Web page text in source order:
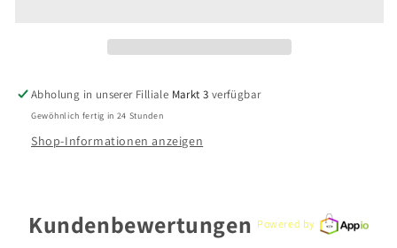
Abholung in unserer Filliale Markt 3 verfügbar
Gewöhnlich fertig in 24 Stunden
Shop-Informationen anzeigen
Kundenbewertungen Powered by